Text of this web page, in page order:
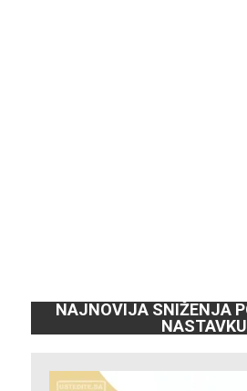
NAJNOVIJA SNIŽENJA
NASTAVKU